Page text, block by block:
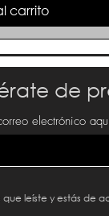
carrito
de
electrónico
leíste y estás de